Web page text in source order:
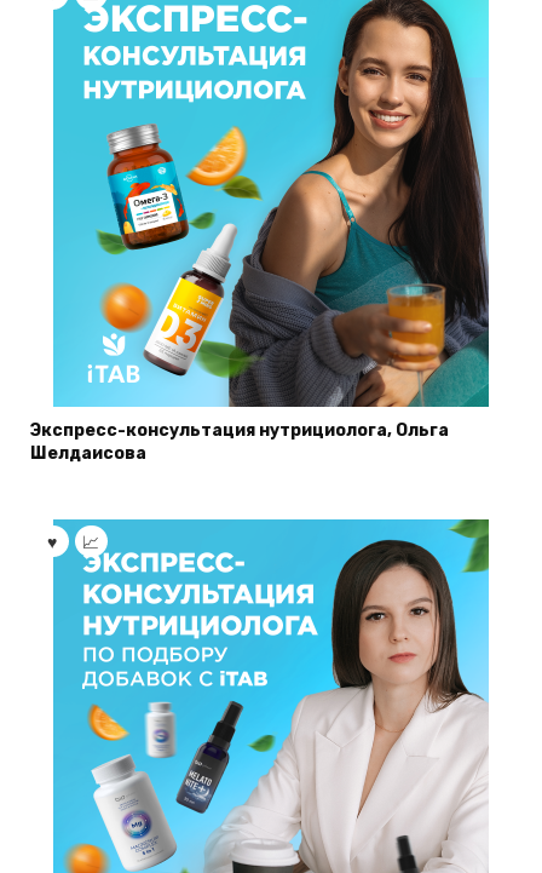
Экспресс-консультация нутрициолога, Ольга
Шелдаисова